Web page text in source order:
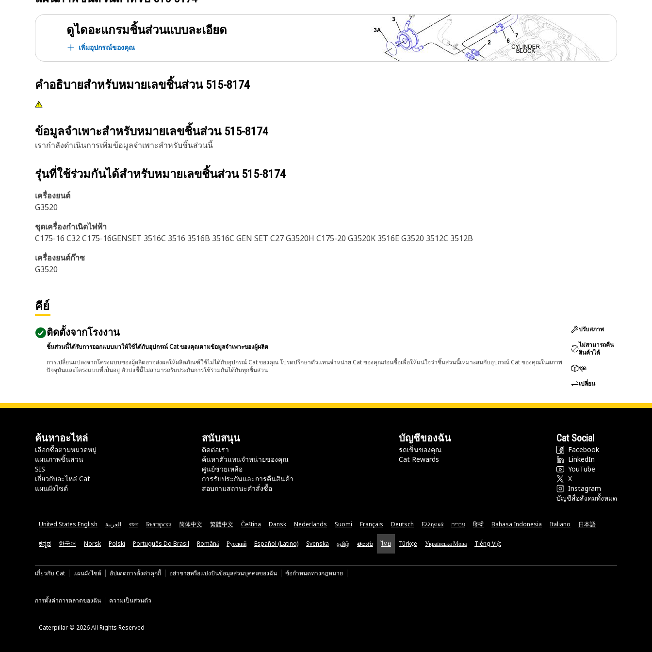
ดูไดอะแกรมชิ้นส่วนแบบละเอียด
เพิ่มอุปกรณ์ของคุณ
คำอธิบายสำหรับหมายเลขชิ้นส่วน 515-8174
ข้อมูลจำเพาะสำหรับหมายเลขชิ้นส่วน 515-8174
เรากำลังดำเนินการเพิ่มข้อมูลจำเพาะสำหรับชิ้นส่วนนี้
รุ่นที่ใช้ร่วมกันได้สำหรับหมายเลขชิ้นส่วน 515-8174
เครื่องยนต์
G3520
ชุดเครื่องกำเนิดไฟฟ้า
C175-16 C32 C175-16GENSET 3516C 3516 3516B 3516C GEN SET C27 G3520H C175-20 G3520K 3516E G3520 3512C 3512B
เครื่องยนต์ก๊าซ
G3520
คีย์
ติดตั้งจากโรงงาน
ชิ้นส่วนนี้ได้รับการออกแบบมาให้ใช้ได้กับอุปกรณ์ Cat ของคุณตามข้อมูลจำเพาะของผู้ผลิต
การเปลี่ยนแปลงจากโครงแบบของผู้ผลิตอาจส่งผลให้ผลิตภัณฑ์ใช้ไม่ได้กับอุปกรณ์ Cat ของคุณ โปรดปรึกษาตัวแทนจำหน่าย Cat ของคุณก่อนซื้อเพื่อให้แน่ใจว่าชิ้นส่วนนี้เหมาะสมกับอุปกรณ์ Cat ของคุณในสภาพ
ปัจจุบันและโครงแบบที่เป็นอยู่ ตัวบ่งชี้นี้ไม่สามารถรับประกันการใช้ร่วมกันได้กับทุกชิ้นส่วน
ปรับสภาพ
ไม่สามารถคืน
สินค้าได้
ชุด
เปลี่ยน
ค้นหาอะไหล่
เลือกซื้อตามหมวดหมู่
แผนภาพชิ้นส่วน
SIS
เกี่ยวกับอะไหล่ Cat
แผนผังไซต์
สนับสนุน
ติดต่อเรา
ค้นหาตัวแทนจำหน่ายของคุณ
ศูนย์ช่วยเหลือ
การรับประกันและการคืนสินค้า
สอบถามสถานะคำสั่งซื้อ
บัญชีของฉัน
รถเข็นของคุณ
Cat Rewards
Cat Social
Facebook
LinkedIn
YouTube
X
Instagram
บัญชีสื่อสังคมทั้งหมด
United States English العربية বাংলা Български 简体中文 繁體中文 Čeština Dansk Nederlands Suomi Français Deutsch Ελληνικά עברית हिन्दी Bahasa Indonesia Italiano 日本語
ಕನ್ನಡ 한국어 Norsk Polski Português Do Brasil Română Русский Español (Latino) Svenska தமிழ் తెలుగు ไทย Türkçe Українська Мова Tiếng Việt
เกี่ยวกับ Cat แผนผังไซต์ อัปเดตการตั้งค่าคุกกี้ อย่าขายหรือแบ่งปันข้อมูลส่วนบุคคลของฉัน ข้อกำหนดทางกฎหมาย
การตั้งค่าการตลาดของฉัน ความเป็นส่วนตัว
Caterpillar © 2026 All Rights Reserved